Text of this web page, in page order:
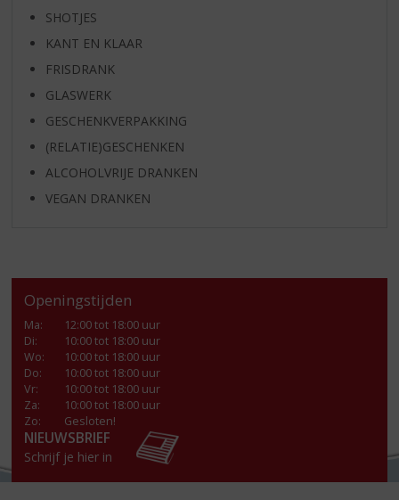
SHOTJES
KANT EN KLAAR
FRISDRANK
GLASWERK
GESCHENKVERPAKKING
(RELATIE)GESCHENKEN
ALCOHOLVRIJE DRANKEN
VEGAN DRANKEN
Openingstijden
Ma:
12:00 tot 18:00 uur
Di:
10:00 tot 18:00 uur
Wo:
10:00 tot 18:00 uur
Do:
10:00 tot 18:00 uur
Vr:
10:00 tot 18:00 uur
Za:
10:00 tot 18:00 uur
Zo:
Gesloten!
NIEUWSBRIEF
Schrijf je hier in